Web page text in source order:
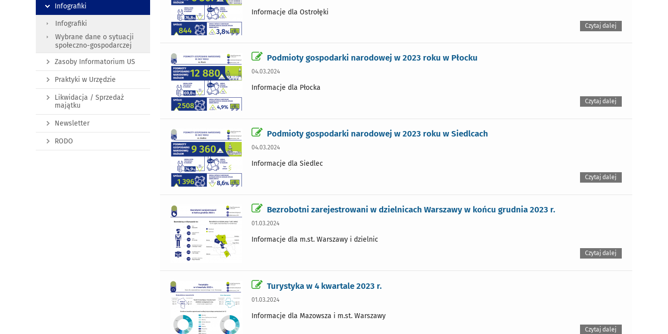
Informacje dla Ostrołęki
Czytaj dalej
Podmioty gospodarki narodowej w 2023 roku w Płocku
04.03.2024
Informacje dla Płocka
Czytaj dalej
Podmioty gospodarki narodowej w 2023 roku w Siedlcach
04.03.2024
Informacje dla Siedlec
Czytaj dalej
Bezrobotni zarejestrowani w dzielnicach Warszawy w końcu grudnia 2023 r.
01.03.2024
Informacje dla m.st. Warszawy i dzielnic
Czytaj dalej
Turystyka w 4 kwartale 2023 r.
01.03.2024
Informacje dla Mazowsza i m.st. Warszawy
Czytaj dalej
Infografiki
Infografiki
Wybrane dane o sytuacji
społeczno-gospodarczej
Zasoby Informatorium US
Praktyki w Urzędzie
Likwidacja / Sprzedaż
majątku
Newsletter
RODO